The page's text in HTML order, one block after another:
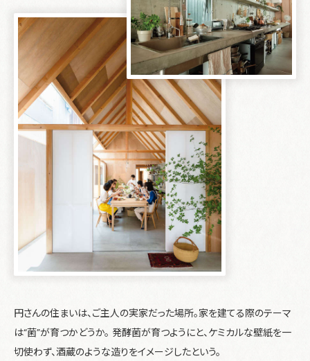
円さんの住まいは、ご主人の実家だった場所。家を建てる際のテーマ
は“菌”が育つかどうか。 発酵菌が育つようにと、ケミカルな壁紙を一
切使わず、酒蔵のような造りをイメージしたという。